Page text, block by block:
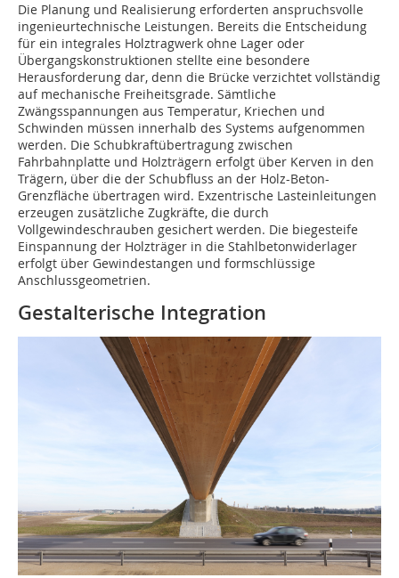
Die Planung und Realisierung erforderten anspruchsvolle
ingenieurtechnische Leistungen. Bereits die Entscheidung
für ein integrales Holztragwerk ohne Lager oder
Übergangskonstruktionen stellte eine besondere
Herausforderung dar, denn die Brücke verzichtet vollständig
auf mechanische Freiheitsgrade. Sämtliche
Zwängsspannungen aus Temperatur, Kriechen und
Schwinden müssen innerhalb des Systems aufgenommen
werden. Die Schubkraftübertragung zwischen
Fahrbahnplatte und Holzträgern erfolgt über Kerven in den
Trägern, über die der Schubfluss an der Holz-Beton-
Grenzfläche übertragen wird. Exzentrische Lasteinleitungen
erzeugen zusätzliche Zugkräfte, die durch
Vollgewindeschrauben gesichert werden. Die biegesteife
Einspannung der Holzträger in die Stahlbetonwiderlager
erfolgt über Gewindestangen und formschlüssige
Anschlussgeometrien.
Gestalterische Integration